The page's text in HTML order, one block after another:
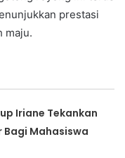
prestasi
maju.
Iriane Tekankan
Mahasiswa